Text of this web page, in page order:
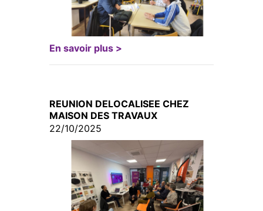
En savoir plus >
REUNION DELOCALISEE CHEZ
MAISON DES TRAVAUX
22/10/2025